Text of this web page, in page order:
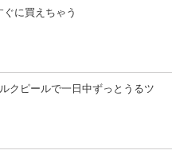
に買えちゃう
クピールで一日中ずっとうるツ